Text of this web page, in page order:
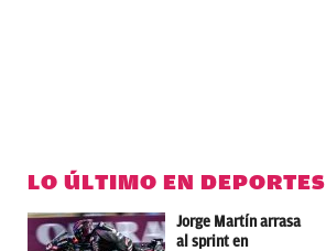
LO ÚLTIMO EN DEPORTES
Jorge Martín arrasa
al sprint en